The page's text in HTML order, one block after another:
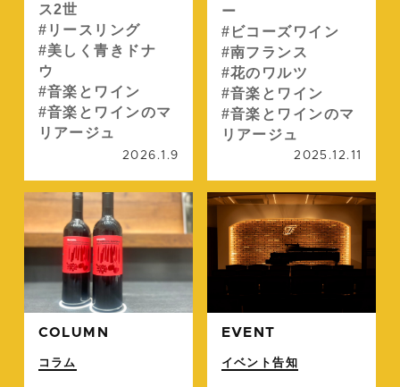
ス2世
リースリング
美しく青きドナ
ウ
音楽とワイン
音楽とワインのマ
リアージュ
2026.1.9
ー
ビコーズワイン
南フランス
花のワルツ
音楽とワイン
音楽とワインのマ
リアージュ
2025.12.11
続きを読む
COLUMN
コラム
EVENT
イベント告知